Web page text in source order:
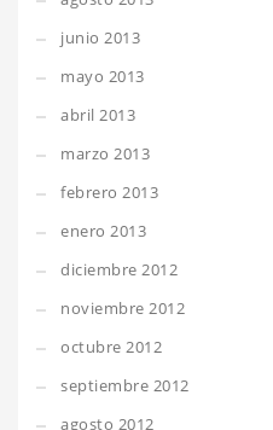
junio 2013
mayo 2013
abril 2013
marzo 2013
febrero 2013
enero 2013
diciembre 2012
noviembre 2012
octubre 2012
septiembre 2012
agosto 2012